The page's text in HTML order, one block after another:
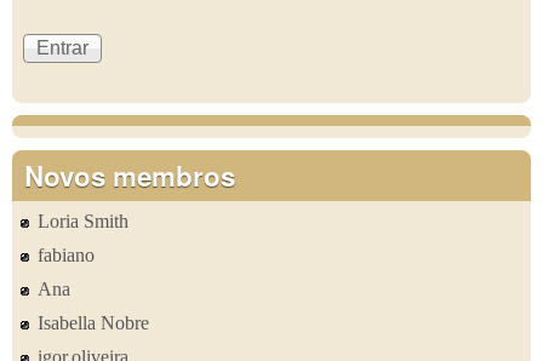
Novos membros
Loria Smith
fabiano
Ana
Isabella Nobre
igor.oliveira